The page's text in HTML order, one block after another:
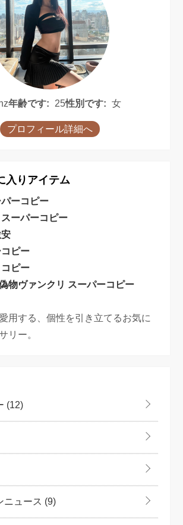
年齢です: 25性別です: 女
プロフィール詳細へ
入りアイテム
ーコピー
ーパーコピー
ピー
ピー
物ヴァンクリ スーパーコピー
用する、個性を引き立てるお気に
リー。
(12)
ニュース (9)